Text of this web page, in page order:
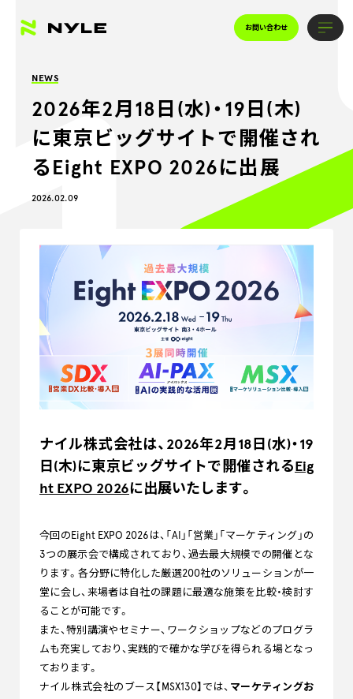
お問い合わせ
NEWS
2026年2月18日(水)・19日(木)
に東京ビッグサイトで開催され
るEight EXPO 2026に出展
2026.02.09
ナイル株式会社は、2026年2月18日(水)・19
日(木)に東京ビッグサイトで開催されるEig
ht EXPO 2026に出展いたします。
今回のEight EXPO 2026は、「AI」「営業」「マーケティング」の
3つの展示会で構成されており、過去最大規模での開催とな
ります。各分野に特化した厳選200社のソリューションが一
堂に会し、来場者は自社の課題に最適な施策を比較・検討す
ることが可能です。
また、特別講演やセミナー、ワークショップなどのプログラ
ムも充実しており、実践的で確かな学びを得られる場となっ
ております。
ナイル株式会社のブース【MSX130】では、 マーケティングお